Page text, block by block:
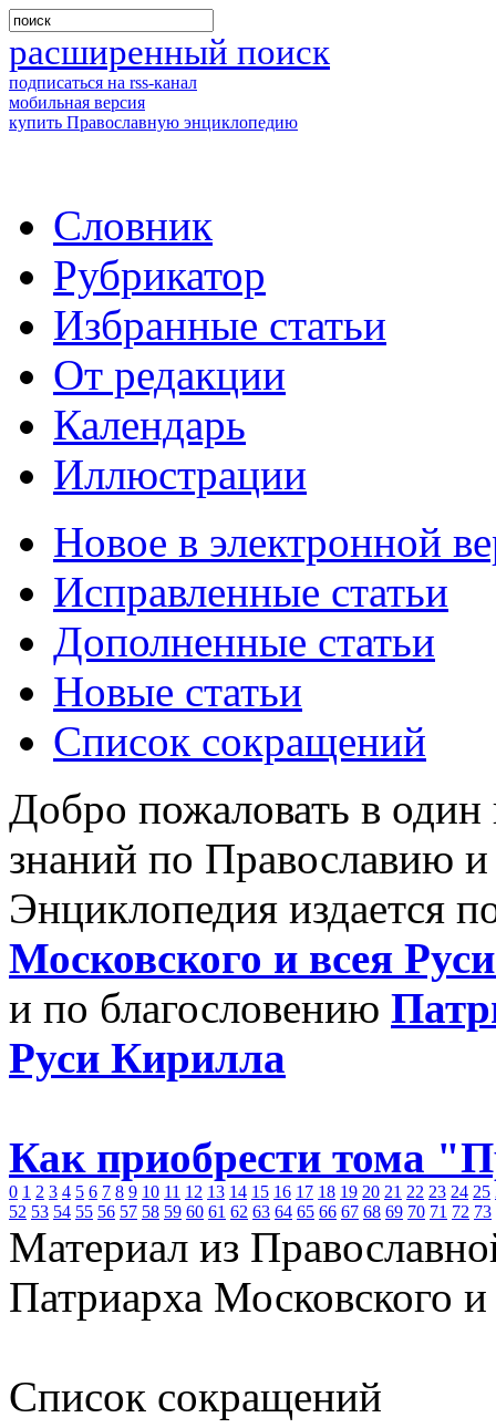
расширенный поиск
подписаться на rss-канал
мобильная версия
купить Православную энциклопедию
Словник
Рубрикатор
Избранные статьи
От редакции
Календарь
Иллюстрации
Новое в электронной
Исправленные статьи
Дополненные статьи
Новые статьи
Список сокращений
Добро пожаловать в
знаний по Православию
Энциклопедия издается
Московского и всея
и по благословению
Руси Кирилла
Как приобрести тома
0 1 2 3 4 5 6 7 8 9 10 11 12 13 14 15 16 17 18 19 20 21 22 23 24 25
52 53 54 55 56 57 58 59 60 61 62 63 64 65 66 67 68 69 70 71 72 73
Материал из
Патриарха Московского
Список сокращений